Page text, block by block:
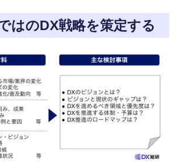
はのDX戦略を策定する